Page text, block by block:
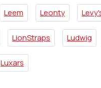
Leem Leonty
LionStraps Ludwig
Luxars